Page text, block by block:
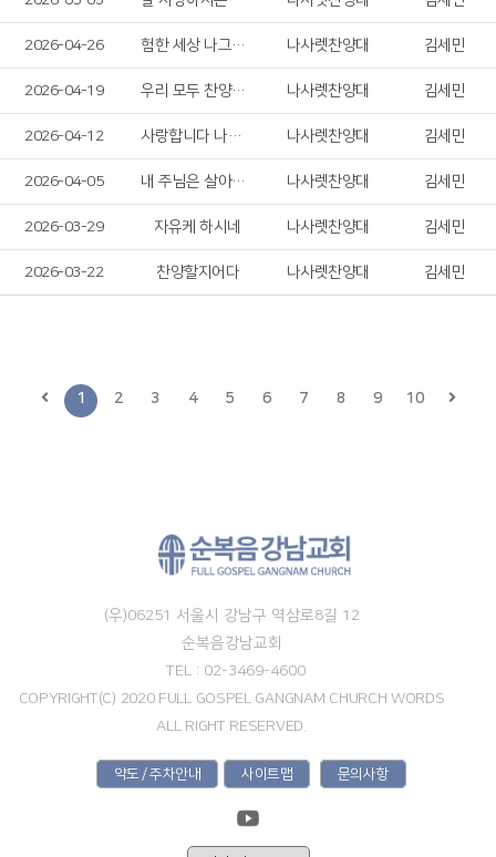
2026-04-26 험한 세상 나그네 길 나사렛찬양대 김세민
2026-04-19 우리 모두 찬양하자! 나사렛찬양대 김세민
2026-04-12 사랑합니다 나의 하나님 나사렛찬양대 김세민
2026-04-05 내 주님은 살아계셔 나사렛찬양대 김세민
2026-03-29 자유케 하시네 나사렛찬양대 김세민
2026-03-22 찬양할지어다 나사렛찬양대 김세민
1 2 3 4 5 6 7 8 9 10
(우)06251 서울시 강남구 역삼로8길 12
순복음강남교회
TEL : 02-3469-4600
COPYRIGHT(C) 2020 FULL GOSPEL GANGNAM CHURCH WORDS
ALL RIGHT RESERVED.
약도 / 주차안내 사이트맵 문의사항